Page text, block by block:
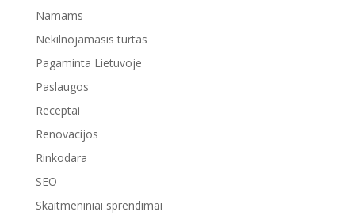
Namams
Nekilnojamasis turtas
Pagaminta Lietuvoje
Paslaugos
Receptai
Renovacijos
Rinkodara
SEO
Skaitmeniniai sprendimai